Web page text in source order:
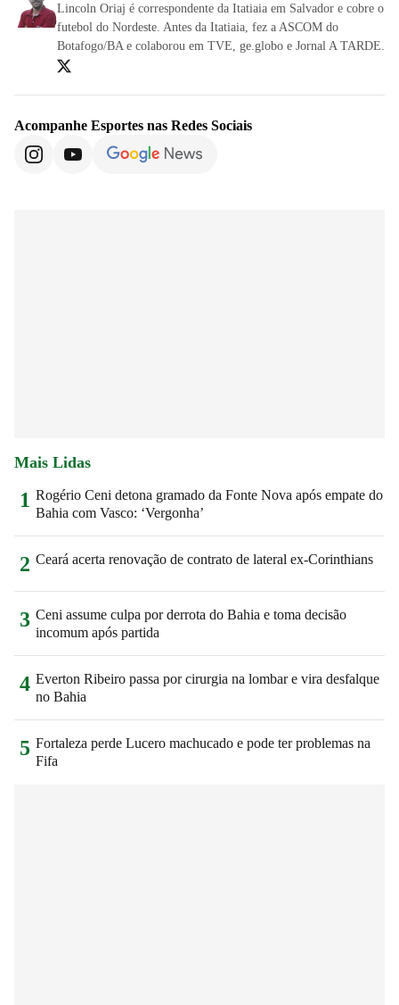
Lincoln Oriaj é correspondente da Itatiaia em Salvador e cobre o
futebol do Nordeste. Antes da Itatiaia, fez a ASCOM do
Botafogo/BA e colaborou em TVE, ge.globo e Jornal A TARDE.
Acompanhe Esportes nas Redes Sociais
Mais Lidas
1 Rogério Ceni detona gramado da Fonte Nova após empate do
Bahia com Vasco: ‘Vergonha’
2 Ceará acerta renovação de contrato de lateral ex-Corinthians
3 Ceni assume culpa por derrota do Bahia e toma decisão
incomum após partida
4 Everton Ribeiro passa por cirurgia na lombar e vira desfalque
no Bahia
5 Fortaleza perde Lucero machucado e pode ter problemas na
Fifa